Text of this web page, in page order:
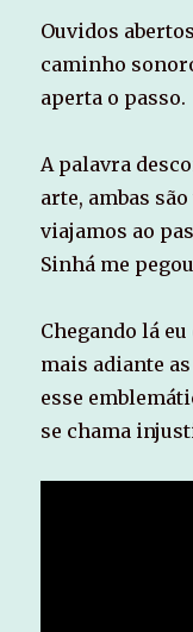
Ouvidos
caminho
aperta o passo.
A palavra
arte, ambas
viajamos ao
Sinhá me
Chegando lá
mais adiante
esse
se chama